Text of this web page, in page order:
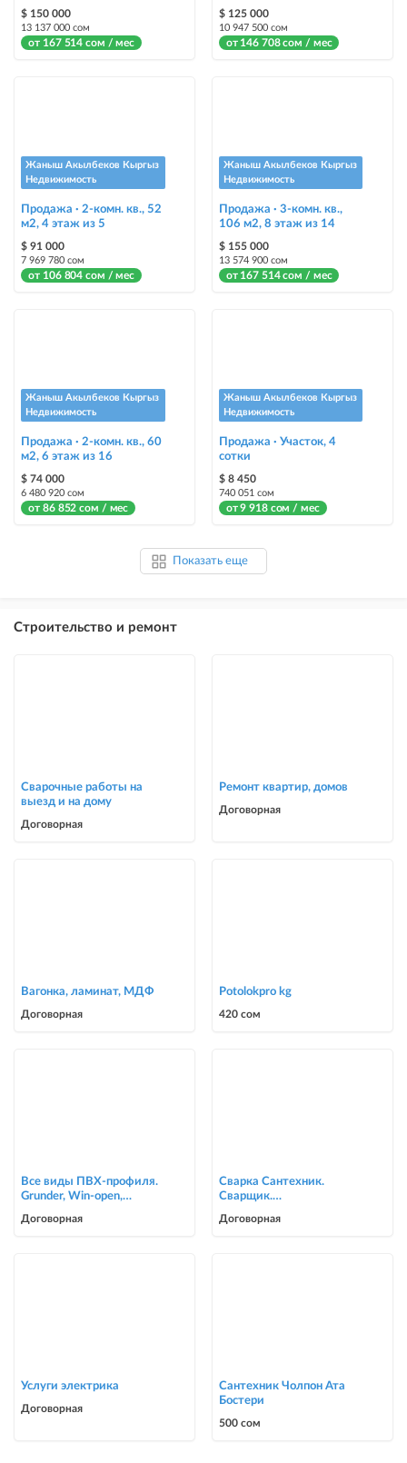
помогут продать быстрее
$ 150 000
13 137 000 сом
от 167 514 сом / мес
$ 125 000
10 947 500 сом
от 146 708 сом / мес
Жаныш Акылбеков Кыргыз
Недвижимость
Продажа · 2-комн. кв., 52
м2, 4 этаж из 5
$ 91 000
7 969 780 сом
от 106 804 сом / мес
Жаныш Акылбеков Кыргыз
Недвижимость
Продажа · 3-комн. кв.,
106 м2, 8 этаж из 14
$ 155 000
13 574 900 сом
от 167 514 сом / мес
Жаныш Акылбеков Кыргыз
Недвижимость
Продажа · 2-комн. кв., 60
м2, 6 этаж из 16
$ 74 000
6 480 920 сом
от 86 852 сом / мес
Жаныш Акылбеков Кыргыз
Недвижимость
Продажа · Участок, 4
сотки
$ 8 450
740 051 сом
от 9 918 сом / мес
Показать еще
Строительство и ремонт
Сварочные работы на
выезд и на дому
Договорная
Ремонт квартир, домов
Договорная
Вагонка, ламинат, МДФ
Договорная
Potolokpro kg
420 сом
Все виды ПВХ-профиля.
Grunder, Win-open,
Комфорт в осн
Договорная
Сварка Сантехник.
Сварщик.
сварочные работы в Биш
Договорная
Услуги электрика
Договорная
Сантехник Чолпон Ата
Бостери
500 сом